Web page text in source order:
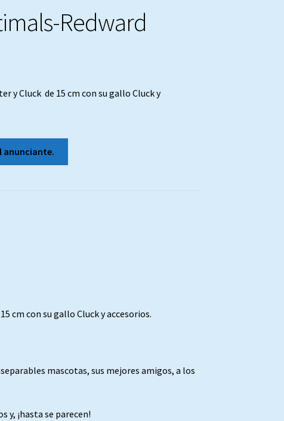
Redward
y Cluck de 15 cm con su gallo Cluck y
anunciante.
cm con su gallo Cluck y accesorios.
mascotas, sus mejores amigos, a los
y, ¡hasta se parecen!